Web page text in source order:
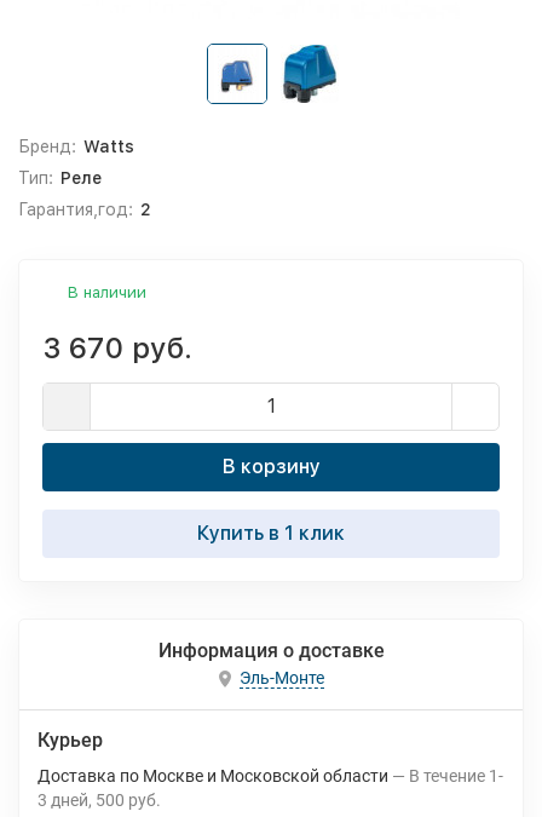
Бренд: Watts
Тип: Реле
Гарантия,год: 2
В наличии
3 670 руб.
В корзину
Купить в 1 клик
Информация о доставке
Эль-Монте
Курьер
Доставка по Москве и Московской области В течение 1-
3 дней 500 руб.